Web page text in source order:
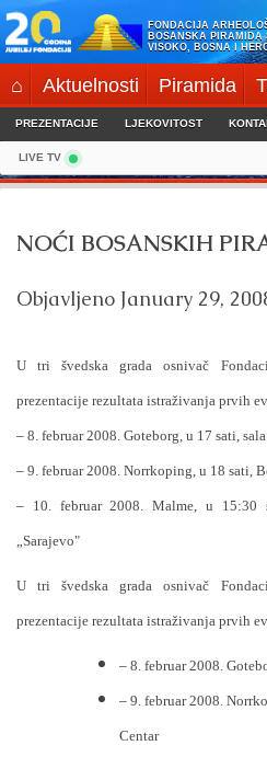
Skip
to
content
FONDACIJA
BOSANSKA PIRAMIDA
VISOKO, BOSNA I
⌂ Aktuelnosti Piramida
PREZENTACIJE LJEKOVITOST
LIVE TV
NOĆI BOSANSKIH
Objavljeno January 29,
U tri švedska grada osnivač
prezentacije rezultata istraživanja prvih
– 8. februar 2008. Goteborg, u 17 sati,
– 9. februar 2008. Norrkoping, u 18 sati,
– 10. februar 2008.Malme, u 15:30
„Sarajevo"
U tri švedska grada osnivač
prezentacije rezultata istraživanja prvih
– 8. februar 2008.
– 9. februar 2008.
Centar